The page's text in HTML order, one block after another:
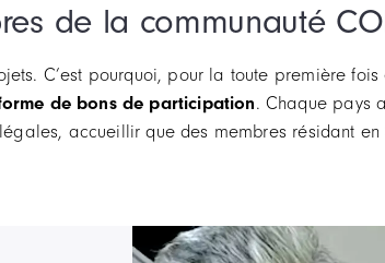
de la communauté
C’est pourquoi, pour la toute première fois
de bons de participation. Chaque pays
accueillir que des membres résidant en